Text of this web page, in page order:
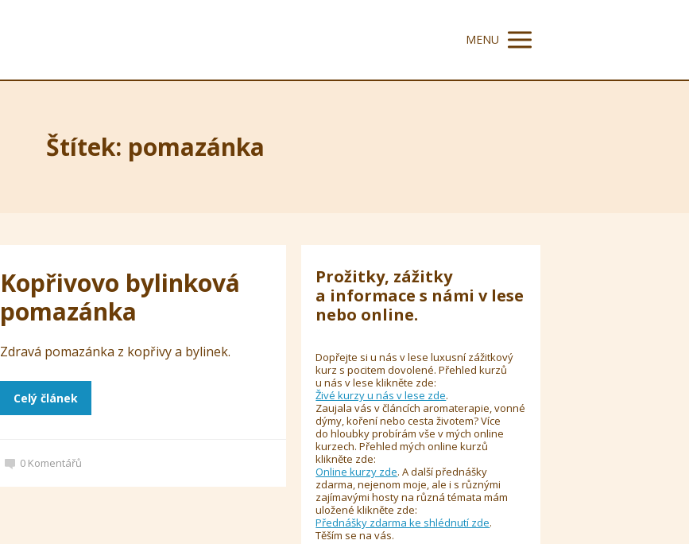
MENU
Štítek: pomazánka
Kopřivovo bylinková
pomazánka
Zdravá pomazánka z kopřivy a bylinek.
Celý článek
0 Komentářů
Prožitky, zážitky
a informace s námi v lese
nebo online.
Dopřejte si u nás v lese luxusní zážitkový
kurz s pocitem dovolené. Přehled kurzů
u nás v lese klikněte zde:
Živé kurzy u nás v lese zde.
Zaujala vás v článcích aromaterapie, vonné
dýmy, koření nebo cesta životem? Více
do hloubky probírám vše v mých online
kurzech. Přehled mých online kurzů
klikněte zde:
Online kurzy zde. A další přednášky
zdarma, nejenom moje, ale i s různými
zajímavými hosty na různá témata mám
uložené klikněte zde:
Přednášky zdarma ke shlédnutí zde.
Těším se na vás.